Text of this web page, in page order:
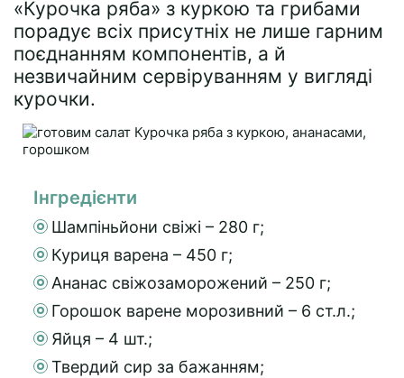
«Курочка ряба» з куркою та грибами
порадує всіх присутніх не лише гарним
поєднанням компонентів, а й
незвичайним сервіруванням у вигляді
курочки.
Інгредієнти
Шампіньйони свіжі – 280 г;
Куриця варена – 450 г;
Ананас свіжозаморожений – 250 г;
Горошок варене морозивний – 6 ст.л.;
Яйця – 4 шт.;
Твердий сир за бажанням;